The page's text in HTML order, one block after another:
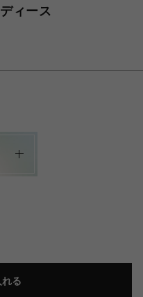
ィース
る